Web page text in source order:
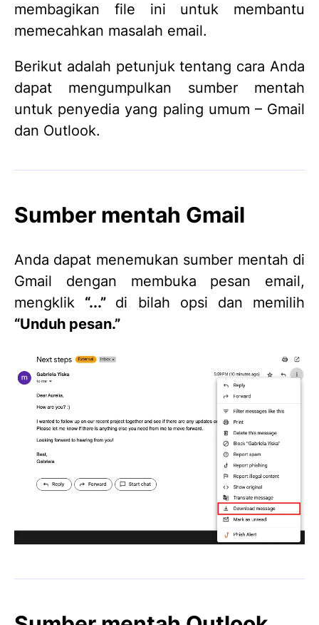
membagikan file ini untuk membantu
memecahkan masalah email.
Berikut adalah petunjuk tentang cara Anda
dapat mengumpulkan sumber mentah
untuk penyedia yang paling umum – Gmail
dan Outlook.
Sumber mentah Gmail
Anda dapat menemukan sumber mentah di
Gmail dengan membuka pesan email,
mengklik “...” di bilah opsi dan memilih
“Unduh pesan.”